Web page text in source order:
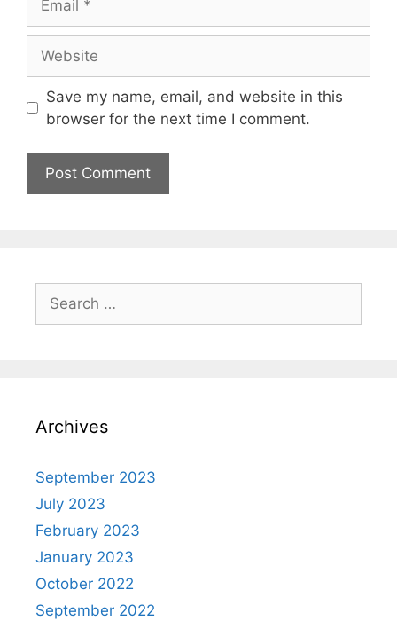
Save my name, email, and website in this
browser for the next time I comment.
Archives
September 2023
July 2023
February 2023
January 2023
October 2022
September 2022